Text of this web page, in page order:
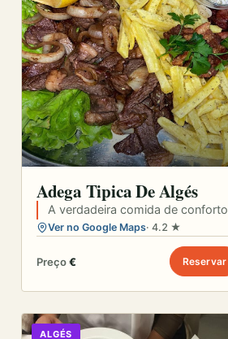
Adega Tipica De Algés
A verdadeira comida de conforto
Ver no Google Maps· 4.2 ★
Preço€ Reservar
ALGÉS